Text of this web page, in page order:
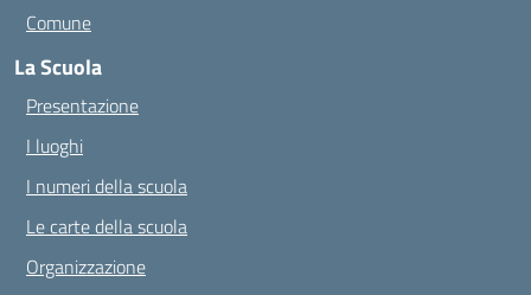
Comune
La Scuola
Presentazione
I luoghi
I numeri della scuola
Le carte della scuola
Organizzazione